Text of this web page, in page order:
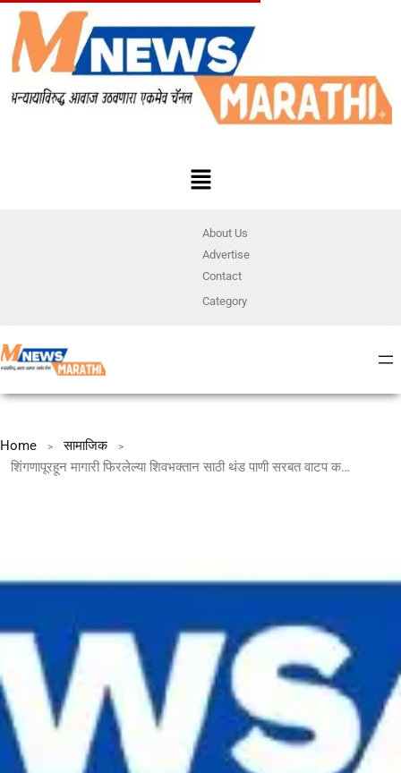
About Us
Advertise
Contact
Category
Home
सामाजिक
शिंगणापूरहून मागारी फिरलेल्या शिवभक्तान साठी थंड पाणी सरबत वाटप करण्यात आला .